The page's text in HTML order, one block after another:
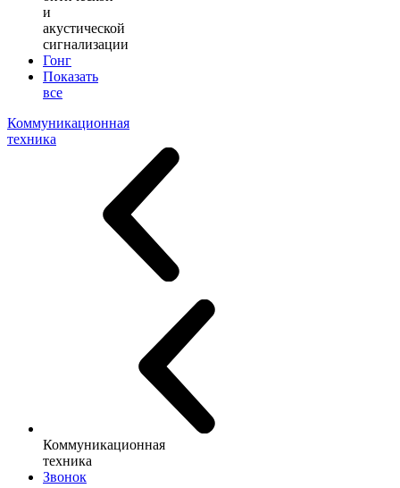
и
акустической
сигнализации
Гонг
Показать
все
Коммуникационная
техника
Коммуникационная
техника
Звонок